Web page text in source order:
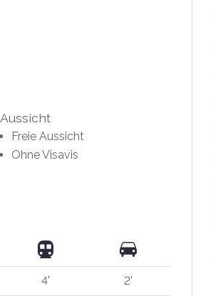
Aussicht
Freie Aussicht
Ohne Visavis
4' 2'